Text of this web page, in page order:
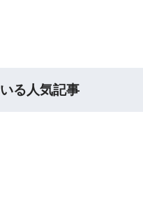
る人気記事